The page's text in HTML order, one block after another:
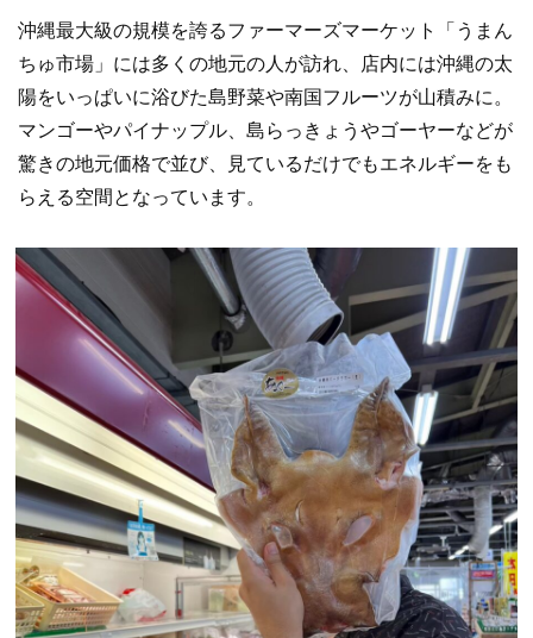
沖縄最大級の規模を誇るファーマーズマーケット「うまん
ちゅ市場」には多くの地元の人が訪れ、店内には沖縄の太
陽をいっぱいに浴びた島野菜や南国フルーツが山積みに。
マンゴーやパイナップル、島らっきょうやゴーヤーなどが
驚きの地元価格で並び、見ているだけでもエネルギーをも
らえる空間となっています。